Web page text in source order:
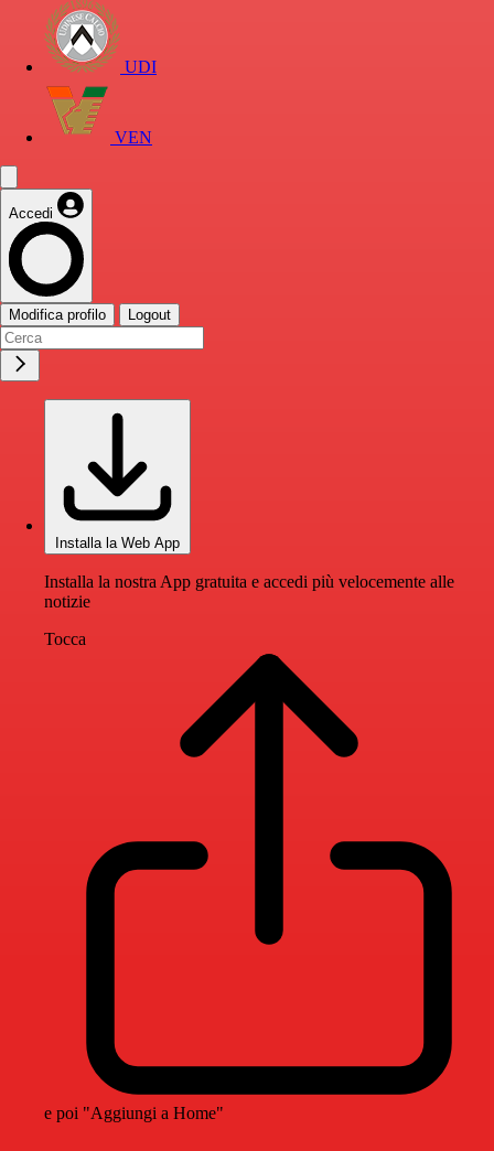
UDI
VEN
Accedi
Modifica profilo Logout
Installa la Web App
Installa la nostra App gratuita e accedi più velocemente alle
notizie
Tocca
e poi "Aggiungi a Home"